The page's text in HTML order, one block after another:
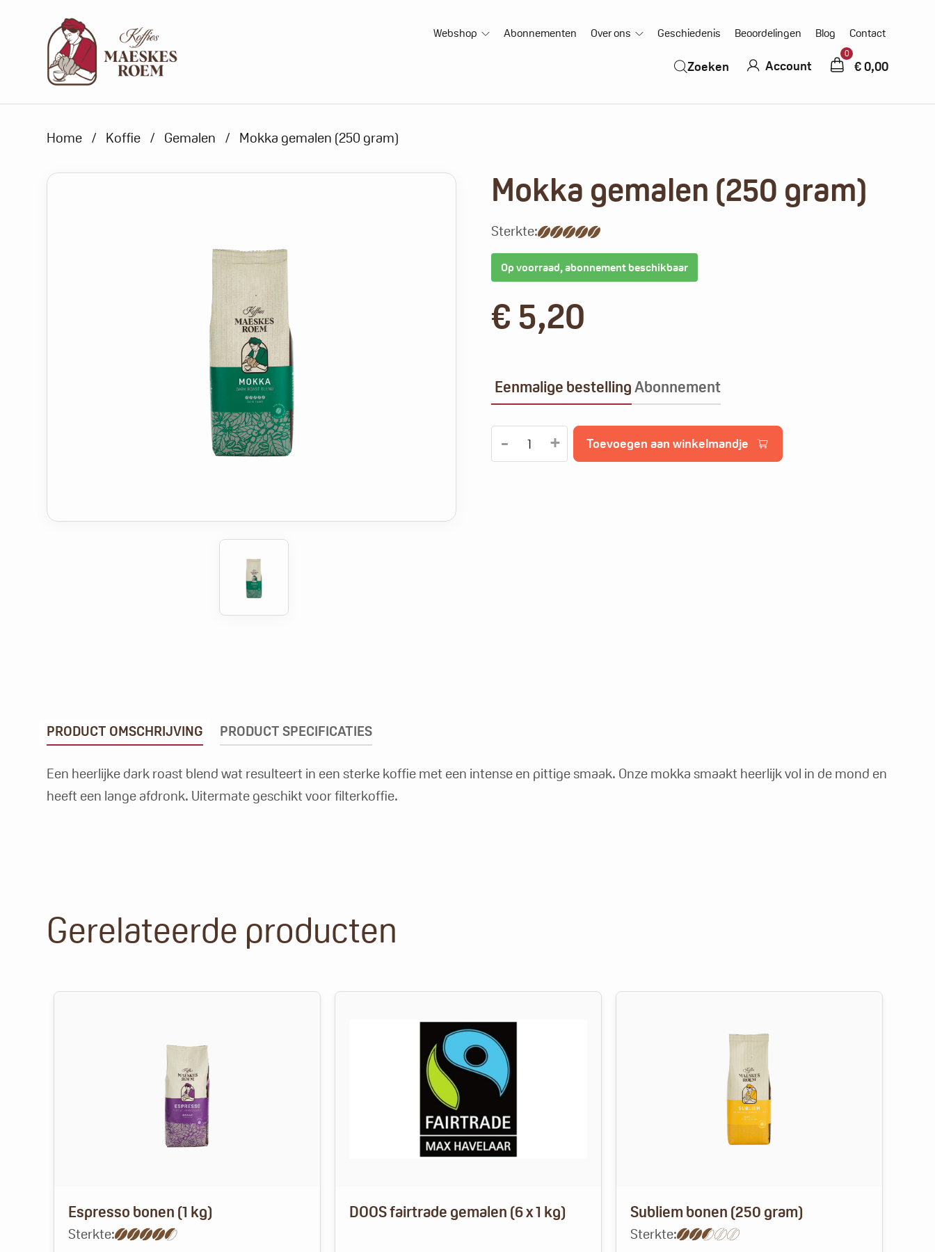
Webshop Abonnementen Over ons Geschiedenis Beoordelingen Blog Contact
Zoeken Account
0
€0,00
Home / Koffie / Gemalen / Mokka gemalen (250 gram)
Mokka gemalen (250 gram)
Sterkte:
Op voorraad, abonnement beschikbaar
€ 5,20
Eenmalige bestellingAbonnement
-
Mokka
gemalen
+ Toevoegen aan winkelmandje
PRODUCT OMSCHRIJVING PRODUCT SPECIFICATIES
Een heerlijke dark roast blend wat resulteert in een sterke koffie met een intense en pittige smaak. Onze mokka smaakt heerlijk vol in de mond en
heeft een lange afdronk. Uitermate geschikt voor filterkoffie.
Gerelateerde producten
Espresso bonen (1 kg)
Sterkte:
DOOS fairtrade gemalen (6 x 1 kg) Subliem bonen (250 gram)
Sterkte: